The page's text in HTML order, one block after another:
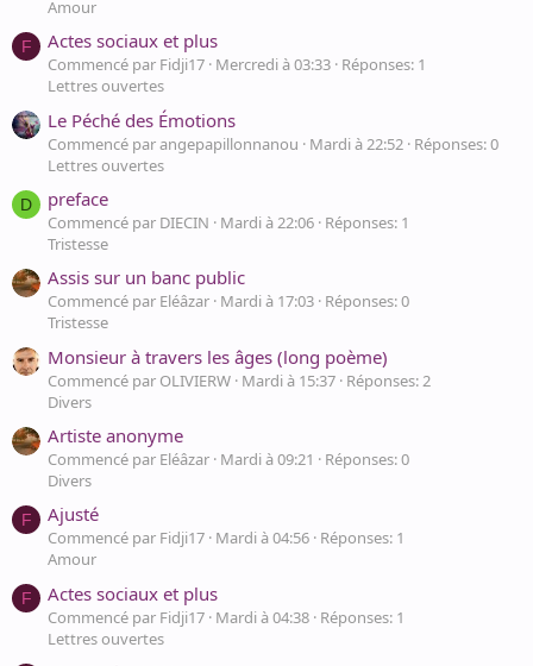
Amour
F Actes sociaux et plus
Commencé par Fidji17 Mercredi à 03:33 Réponses: 1
Lettres ouvertes
Le Péché des Émotions
Commencé par angepapillonnanou Mardi à 22:52 Réponses: 0
Lettres ouvertes
D preface
Commencé par DIECIN Mardi à 22:06 Réponses: 1
Tristesse
Assis sur un banc public
Commencé par Eléâzar Mardi à 17:03 Réponses: 0
Tristesse
Monsieur à travers les âges (long poème)
Commencé par OLIVIERW Mardi à 15:37 Réponses: 2
Divers
Artiste anonyme
Commencé par Eléâzar Mardi à 09:21
Réponses: 0
Divers
F Ajusté
Commencé par Fidji17 Mardi à 04:56 Réponses: 1
Amour
F Actes sociaux et plus
Commencé par Fidji17 Mardi à 04:38 Réponses: 1
Lettres ouvertes